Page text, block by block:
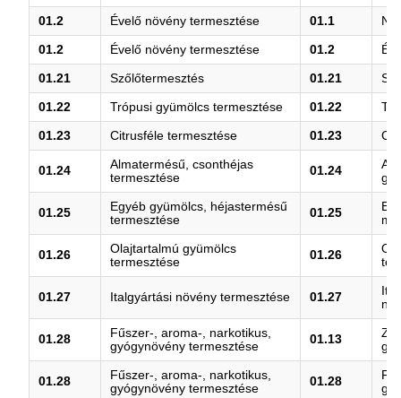
01.2 Évelő növény termesztése 01.1
01.2 Évelő növény termesztése 01.2
01.21 Szőlőtermesztés 01.21
01.22 Trópusi gyümölcs termesztése 01.22
01.23 Citrusféle termesztése 01.23
01.24
Almatermésű, csonthéjas
termesztése
01.24
01.25
Egyéb gyümölcs, héjastermésű
termesztése
01.25
01.26
Olajtartalmú gyümölcs
termesztése
01.26
01.27 Italgyártási növény termesztése 01.27
01.28
Fűszer-, aroma-, narkotikus,
gyógynövény termesztése
01.13
01.28
Fűszer-, aroma-, narkotikus,
gyógynövény termesztése
01.28